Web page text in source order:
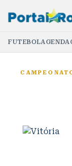
FUTEBOLAGENDA